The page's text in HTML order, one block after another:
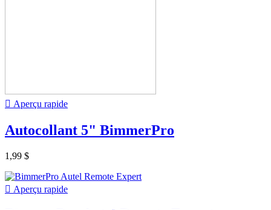
 Aperçu rapide
Autocollant 5" BimmerPro
1,99 $
 Aperçu rapide